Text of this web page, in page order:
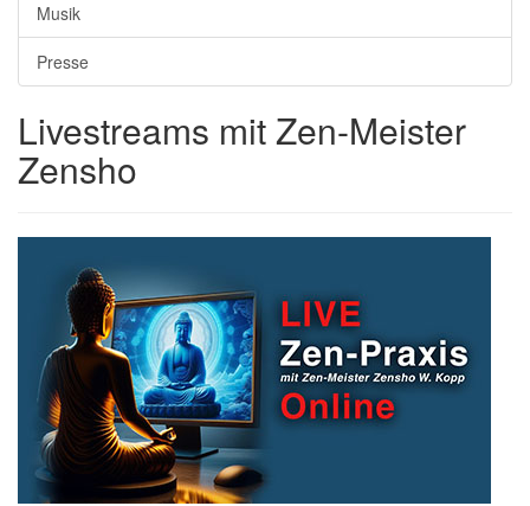
Musik
Presse
Livestreams mit Zen-Meister
Zensho